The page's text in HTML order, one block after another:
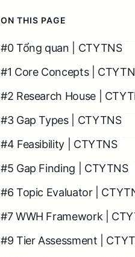
ON THIS PAGE
#0 Tổng quan | CTYTNS
#1 Core Concepts |
#2 Research House |
#3 Gap Types | CTYTNS
#4 Feasibility | CTYTNS
#5 Gap Finding | CTYTNS
#6 Topic Evaluator |
#7 WWH Framework |
#9 Tier Assessment |